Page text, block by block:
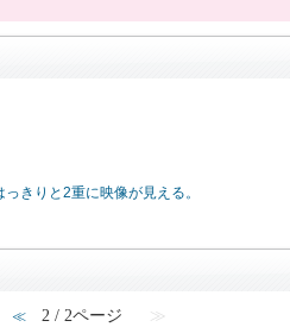
きりと2重に映像が見える。
≪ 2 / 2ページ ≫